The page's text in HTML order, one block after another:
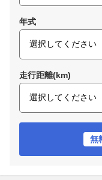
年式
走行距離(km)
無